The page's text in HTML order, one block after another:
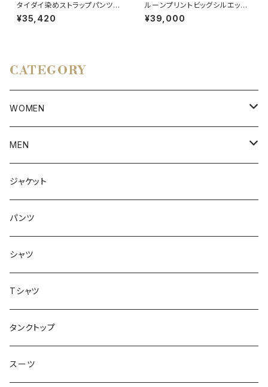
タイダイ染めストラップパンツ
BLUE
¥35,420
ルーンプリントビッグシルエット
ポンチョ
¥39,000
CATEGORY
WOMEN
アウター
ボトムス
トップス
MEN
アウター
インナー
ボトムス
ジャケット
トップス
ジャケット
パンツ
シャツ
Tシャツ
タンクトップ
スーツ